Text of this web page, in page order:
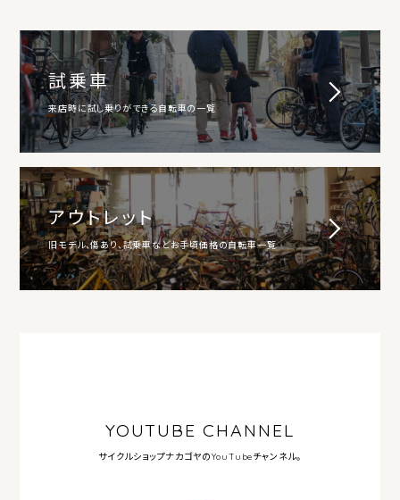
試乗車
来店時に試し乗りができる自転車の一覧
アウトレット
旧モデル、傷あり、試乗車などお手頃価格の自転車一覧
YOUTUBE CHANNEL
サイクルショップナカゴヤのYouTubeチャンネル。